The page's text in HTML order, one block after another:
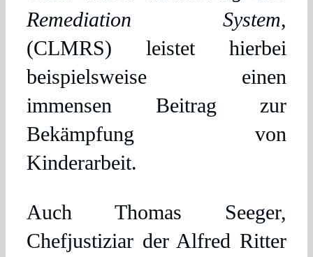
Remediation System,
(CLMRS) leistet hierbei
beispielsweise einen
immensen Beitrag zur
Bekämpfung von
Kinderarbeit.
Auch Thomas Seeger,
Chefjustiziar der Alfred Ritter